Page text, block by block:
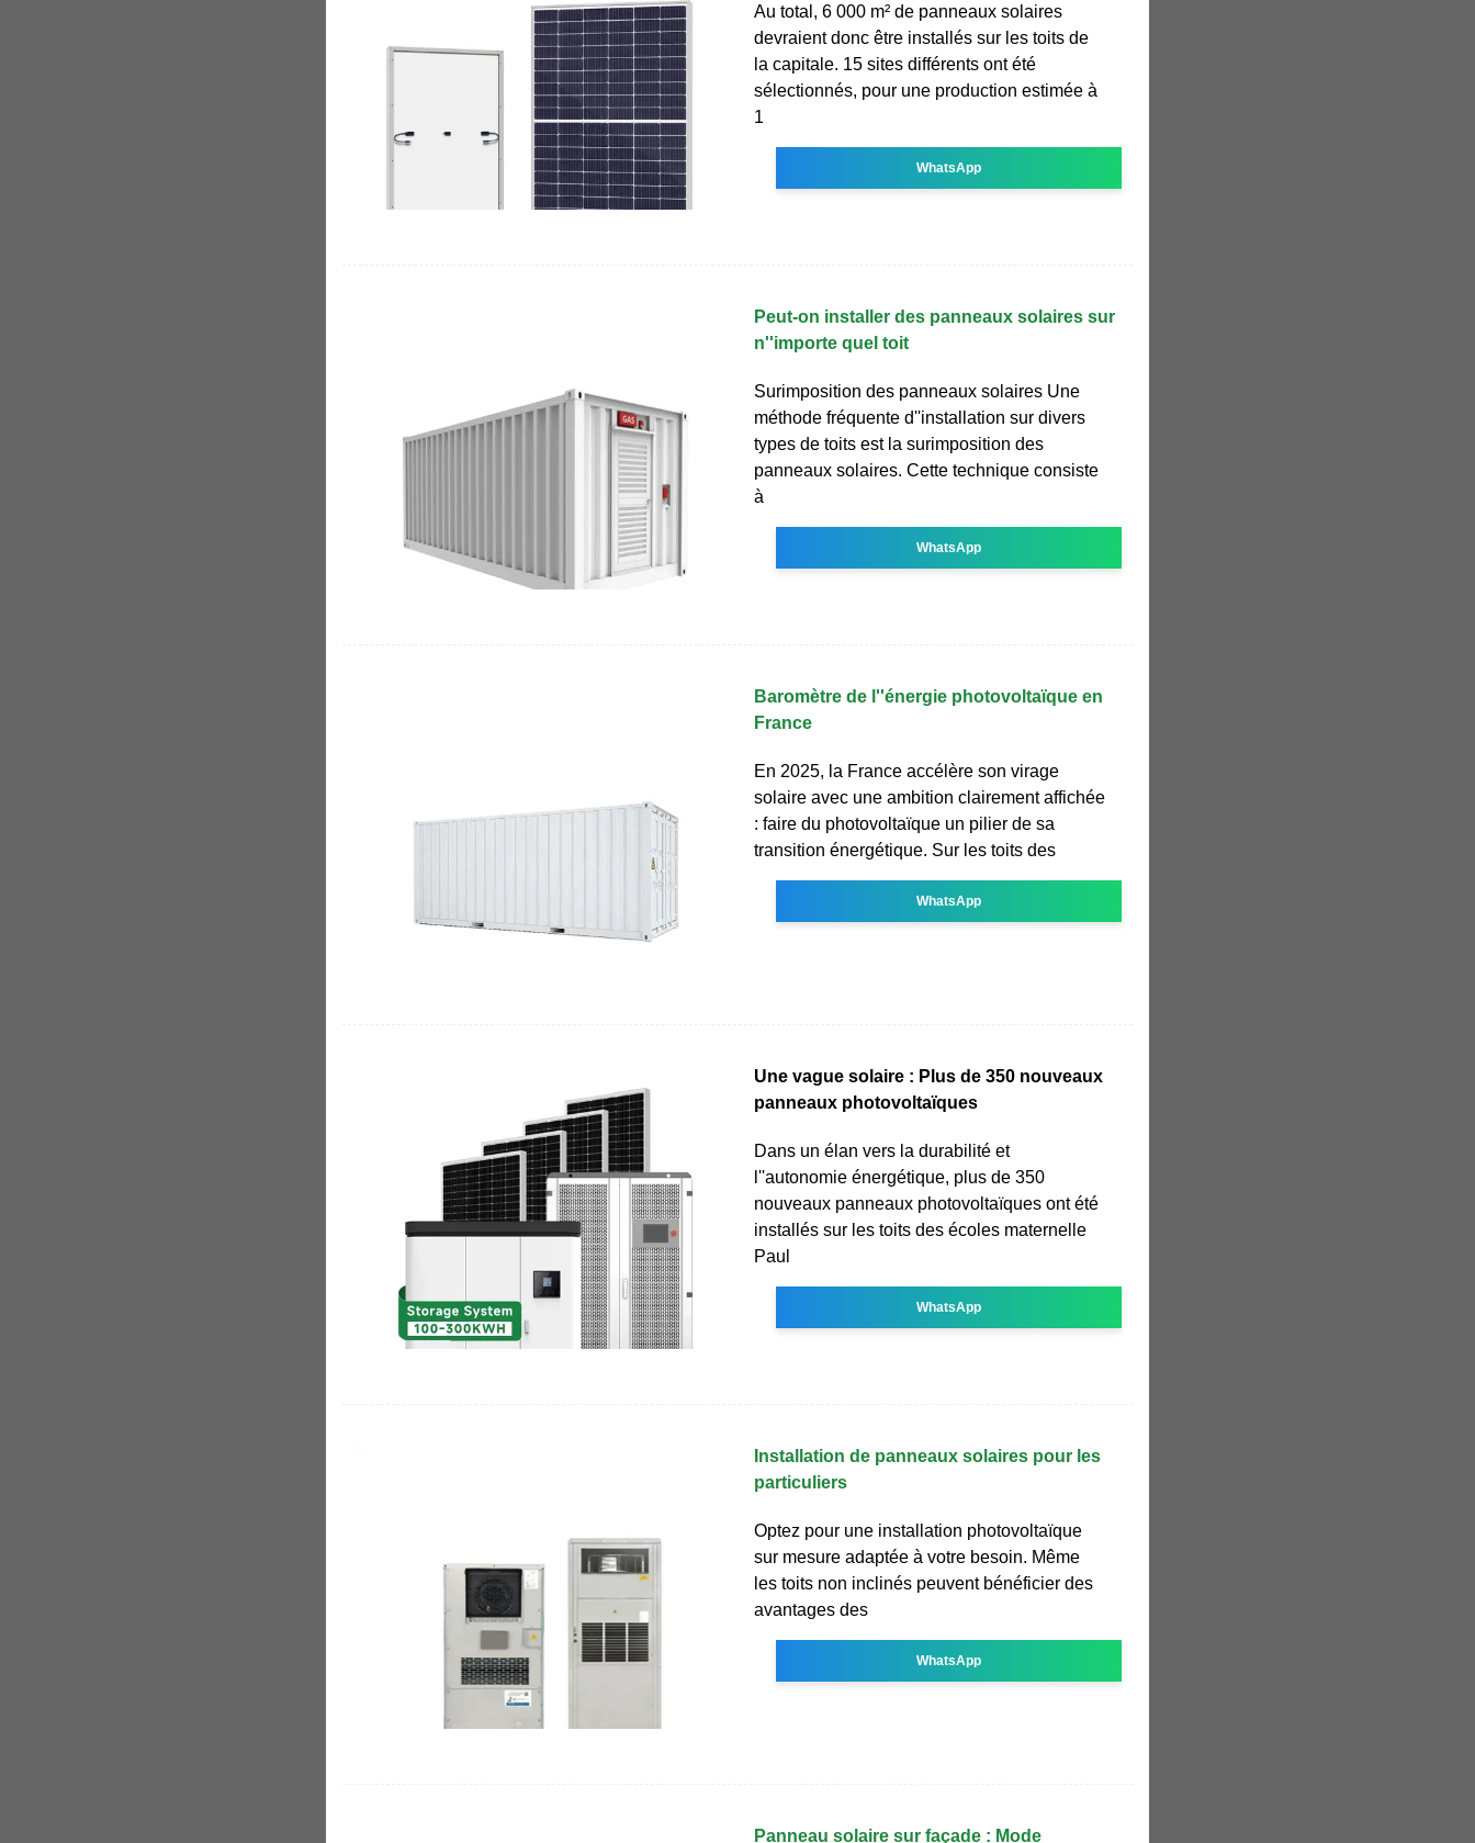
Au total, 6 000 m² de panneaux solaires
devraient donc être installés sur les toits de
la capitale. 15 sites différents ont été
sélectionnés, pour une production estimée à
1
WhatsApp
Peut-on installer des panneaux solaires sur
n''importe quel toit
Surimposition des panneaux solaires Une
méthode fréquente d''installation sur divers
types de toits est la surimposition des
panneaux solaires. Cette technique consiste
à
WhatsApp
Baromètre de l''énergie photovoltaïque en
France
En 2025, la France accélère son virage
solaire avec une ambition clairement affichée
: faire du photovoltaïque un pilier de sa
transition énergétique. Sur les toits des
WhatsApp
Une vague solaire : Plus de 350 nouveaux
panneaux photovoltaïques
Dans un élan vers la durabilité et
l''autonomie énergétique, plus de 350
nouveaux panneaux photovoltaïques ont été
installés sur les toits des écoles maternelle
Paul
WhatsApp
Installation de panneaux solaires pour les
particuliers
Optez pour une installation photovoltaïque
sur mesure adaptée à votre besoin. Même
les toits non inclinés peuvent bénéficier des
avantages des
WhatsApp
Panneau solaire sur façade : Mode